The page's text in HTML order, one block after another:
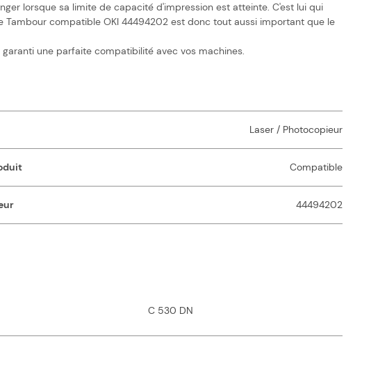
lorsque sa limite de capacité d'impression est atteinte. C'est lui qui
Tambour compatible OKI 44494202 est donc tout aussi important que le
une parfaite compatibilité avec vos machines.
Laser / Photocopieur
Compatible
44494202
C 530 DN